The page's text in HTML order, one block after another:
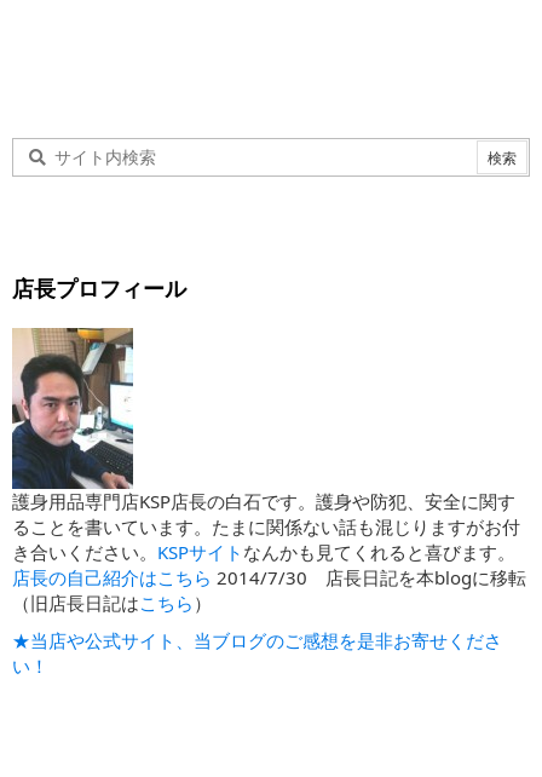
店長プロフィール
護身用品専門店KSP店長の白石です。護身や防犯、安全に関す
ることを書いています。たまに関係ない話も混じりますがお付
き合いください。 KSPサイト なんかも見てくれると喜びます。
店長の自己紹介はこちら 2014/7/30 店長日記を本blogに移転
（旧店長日記はこちら ）
★当店や公式サイト、当ブログのご感想を是非お寄せくださ
い！